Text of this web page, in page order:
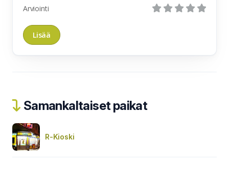
Arviointi
Samankaltaiset paikat
R-Kioski